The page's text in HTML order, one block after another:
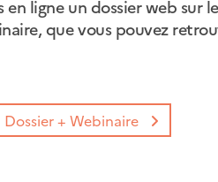
en ligne un dossier web sur
que vous pouvez
Dossier + Webinaire